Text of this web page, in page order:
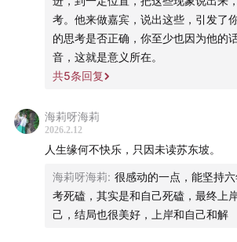
考。他来做嘉宾，说出这些，引发了
的思考是否正确，你至少也因为他的
音，这就是意义所在。
共5条回复
海莉呀海莉
2026.2.12
人生缘何不快乐，只因未读苏东坡。
海莉呀海莉: 很感动的一点，能坚持
考死磕，其实是和自己死磕，最终上
己，结局也很美好，上岸和自己和解